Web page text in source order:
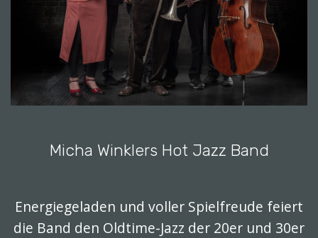
Micha Winklers Hot Jazz Band
Energiegeladen und voller Spielfreude feiert
die Band den Oldtime-Jazz der 20er und 30er